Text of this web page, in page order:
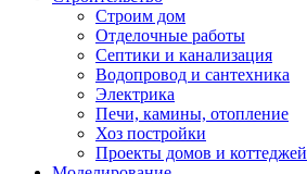
Строим дом
Отделочные работы
Септики и канализация
Водопровод и сантехника
Электрика
Печи, камины, отопление
Хоз постройки
Проекты домов и коттеджей